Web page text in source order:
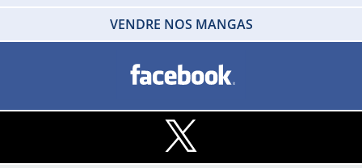
VENDRE NOS MANGAS